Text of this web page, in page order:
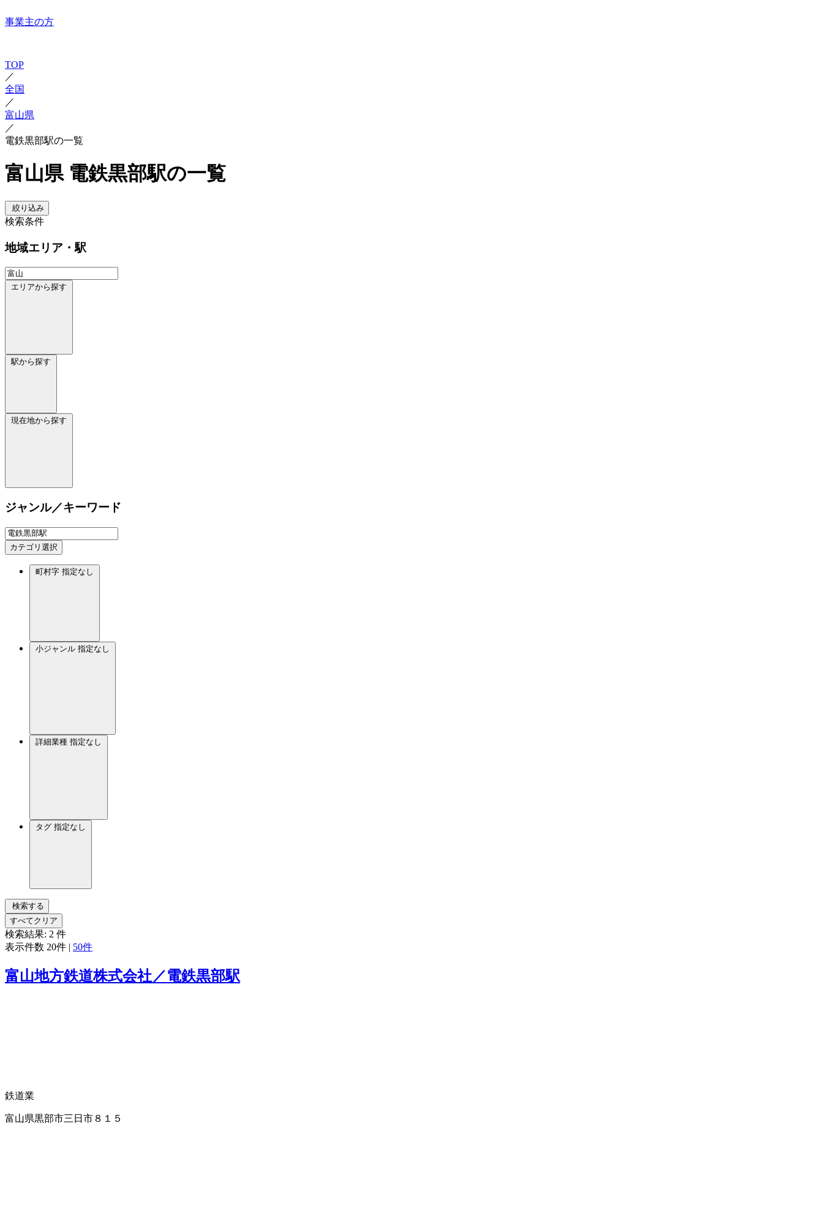
事業主の方
TOP
／
全国
／
富山県
／
電鉄黒部駅の一覧
富山県 電鉄黒部駅の一覧
絞り込み
検索条件
地域エリア・駅
エリアから探す
駅から探す
現在地から探す
ジャンル／キーワード
カテゴリ選択
町村字 指定なし
小ジャンル 指定なし
詳細業種 指定なし
タグ 指定なし
検索する
すべてクリア
検索結果: 2 件
表示件数 20件 | 50件
富山地方鉄道株式会社／電鉄黒部駅
鉄道業
富山県黒部市三日市８１５